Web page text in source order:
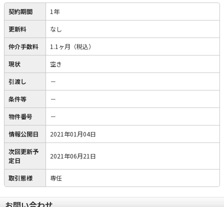
契約期間 1年
更新料 なし
仲介手数料 1.1ヶ月（税込）
現状 空き
引渡し －
条件等 －
物件番号 －
情報公開日 2021年01月04日
次回更新予
定日
2021年06月21日
取引態様 専任